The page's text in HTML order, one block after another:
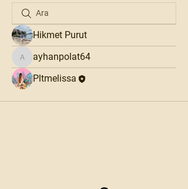
Hikmet Purut
ayhanpolat64
ayhanpolat64
Pltmelissa